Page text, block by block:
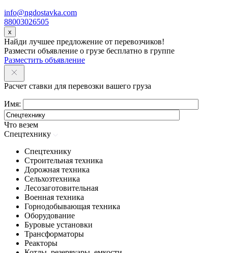
info@ngdostavka.com
88003026505
x
Найди лучшее предложение от перевозчиков!
Размести объявление о грузе бесплатно в группе
Разместить объявление
Расчет ставки для перевозки вашего груза
Имя:
Что везем
Спецтехнику
Спецтехнику
Строительная техника
Дорожная техника
Сельхозтехника
Лесозаготовительная
Военная техника
Горнодобывающая техника
Оборудование
Буровые установки
Трансформаторы
Реакторы